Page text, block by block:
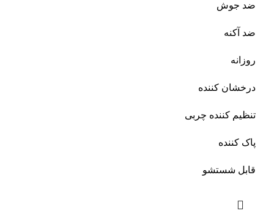
ضد جوش
ضد آکنه
روزانه
درخشان کننده
تنظیم کننده چربی
پاک کننده
قابل شستشو